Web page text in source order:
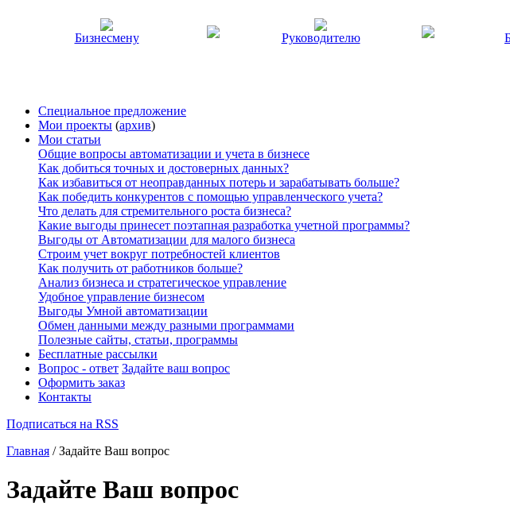
Бизнесмену Руководителю
Специальное предложение
Мои проекты (архив)
Мои статьи
Общие вопросы автоматизации и учета в бизнесе
Как добиться точных и достоверных данных?
Как избавиться от неоправданных потерь и зарабатывать больше?
Как победить конкурентов с помощью управленческого учета?
Что делать для стремительного роста бизнеса?
Какие выгоды принесет поэтапная разработка учетной программы?
Выгоды от Автоматизации для малого бизнеса
Строим учет вокруг потребностей клиентов
Как получить от работников больше?
Анализ бизнеса и стратегическое управление
Удобное управление бизнесом
Выгоды Умной автоматизации
Обмен данными между разными программами
Полезные сайты, статьи, программы
Бесплатные рассылки
Вопрос - ответ Задайте ваш вопрос
Оформить заказ
Контакты
Подписаться на RSS
Главная / Задайте Ваш вопрос
Задайте Ваш вопрос